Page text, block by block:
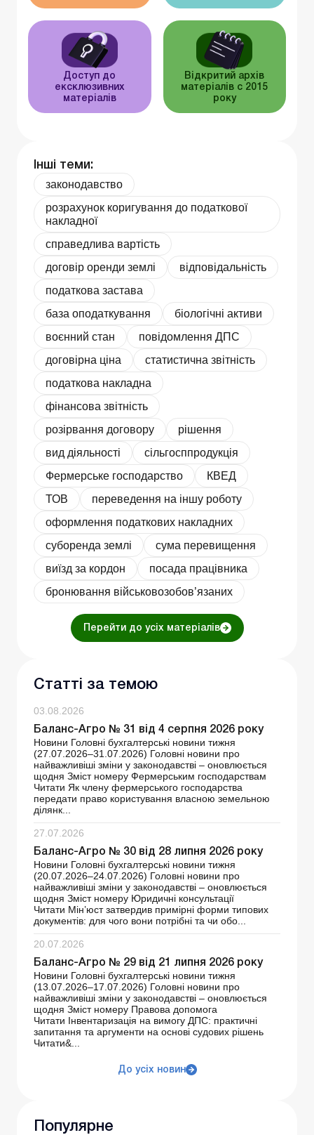
Доступ до
ексклюзивних
матеріалів
Відкритий архів
матеріалів c 2015
року
Інші теми:
законодавство
розрахунок коригування до податкової
накладної
справедлива вартість
договір оренди землі
відповідальність
податкова застава
база оподаткування
біологічні активи
воєнний стан
повідомлення ДПС
договірна ціна
статистична звітність
податкова накладна
фінансова звітність
розірвання договору
рішення
вид діяльності
сільгосппродукція
Фермерське господарство
КВЕД
ТОВ
переведення на іншу роботу
оформлення податкових накладних
суборенда землі
сума перевищення
виїзд за кордон
посада працівника
бронювання військовозобов’язаних
Перейти до усіх матеріалів
Статті за темою
03.08.2026
Баланс-Агро № 31 від 4 серпня 2026 року
Новини Головні бухгалтерські новини тижня
(27.07.2026–31.07.2026) Головні новини про
найважливіші зміни у законодавстві – оновлюється
щодня Зміст номеру Фермерським господарствам
Читати Як члену фермерського господарства
передати право користування власною земельною
ділянк...
27.07.2026
Баланс-Агро № 30 від 28 липня 2026 року
Новини Головні бухгалтерські новини тижня
(20.07.2026–24.07.2026) Головні новини про
найважливіші зміни у законодавстві – оновлюється
щодня Зміст номеру Юридичні консультації
Читати Мін’юст затвердив примірні форми типових
документів: для чого вони потрібні та чи обо...
20.07.2026
Баланс-Агро № 29 від 21 липня 2026 року
Новини Головні бухгалтерські новини тижня
(13.07.2026–17.07.2026) Головні новини про
найважливіші зміни у законодавстві – оновлюється
щодня Зміст номеру Правова допомога
Читати Інвентаризація на вимогу ДПС: практичні
запитання та аргументи на основі судових рішень
Читати&...
До усіх новин
Популярне